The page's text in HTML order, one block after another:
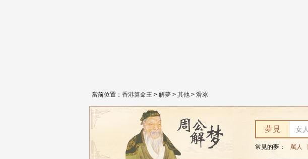
當前位置： 香港算命王 > 解夢 > 其他 > 滑冰
夢見
常見的夢： 罵人